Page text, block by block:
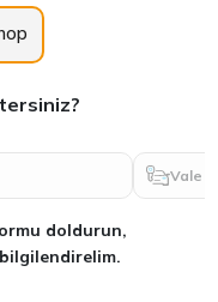
Vale
doldurun,